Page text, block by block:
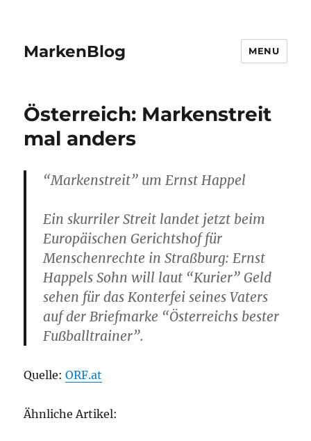
MarkenBlog MENU
Österreich: Markenstreit
mal anders
“Markenstreit” um Ernst Happel
Ein skurriler Streit landet jetzt beim
Europäischen Gerichtshof für
Menschenrechte in Straßburg: Ernst
Happels Sohn will laut “Kurier” Geld
sehen für das Konterfei seines Vaters
auf der Briefmarke “Österreichs bester
Fußballtrainer”.
Quelle:ORF.at
Ähnliche Artikel: